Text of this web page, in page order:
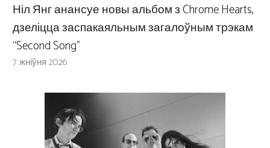
Ніл Янг анансуе новы альбом з Chrome Hearts,
дзеліцца заспакаяльным загалоўным трэкам
“Second Song”
7 жніўня 2026